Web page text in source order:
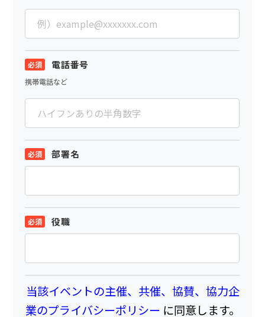
電話番号
携帯電話など
部署名
役職
当該イベントの主催、共催、協賛、協力企
業のプライバシーポリシー に同意します。